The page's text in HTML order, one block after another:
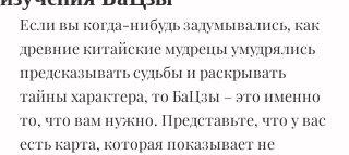
Если вы когда-нибудь задумывались, как
древние китайские мудрецы умудрялись
предсказывать судьбы и раскрывать
тайны характера, то БаЦзы – это именно
то, что вам нужно. Представьте, что у вас
есть карта, которая показывает не